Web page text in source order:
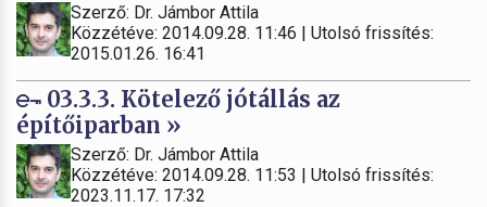
Szerző: Dr. Jámbor Attila
Közzétéve: 2014.09.28. 11:46 | Utolsó frissítés:
2015.01.26. 16:41
03.3.3. Kötelező jótállás az
építőiparban »
Szerző: Dr. Jámbor Attila
Közzétéve: 2014.09.28. 11:53 | Utolsó frissítés:
2023.11.17. 17:32